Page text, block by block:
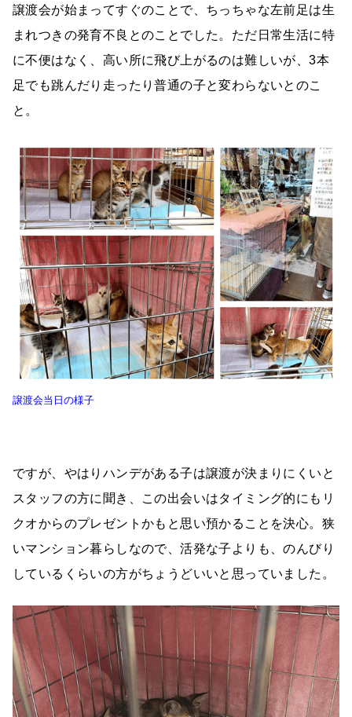
譲渡会が始まってすぐのことで、ちっちゃな左前足は生
まれつきの発育不良とのことでした。ただ日常生活に特
に不便はなく、高い所に飛び上がるのは難しいが、3本
足でも跳んだり走ったり普通の子と変わらないとのこ
と。
譲渡会当日の様子
ですが、やはりハンデがある子は譲渡が決まりにくいと
スタッフの方に聞き、この出会いはタイミング的にもリ
クオからのプレゼントかもと思い預かることを決心。狭
いマンション暮らしなので、活発な子よりも、のんびり
しているくらいの方がちょうどいいと思っていました。